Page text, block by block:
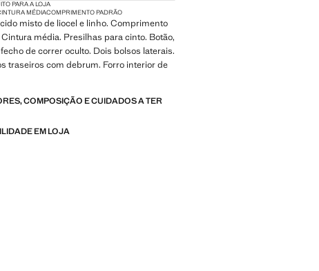
PARA A LOJA
MÉDIACOMPRIMENTO PADRÃO
misto de liocel e linho. Comprimento
média. Presilhas para cinto. Botão,
de correr oculto. Dois bolsos laterais.
traseiros com debrum. Forro interior de
COMPOSIÇÃO E CUIDADOS A TER
EM LOJA